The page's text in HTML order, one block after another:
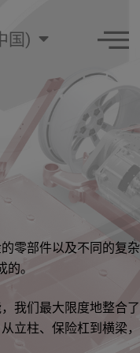
国)
零部件以及不同的复杂
。
我们最大限度地整合了
立柱、保险杠到横梁，